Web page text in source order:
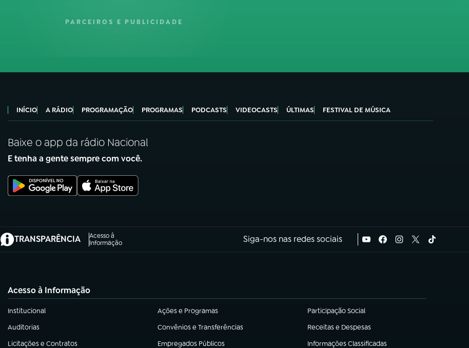
PARCEIROS E PUBLICIDADE
INÍCIO A RÁDIO PROGRAMAÇÃO PROGRAMAS PODCASTS VIDEOCASTS ÚLTIMAS FESTIVAL DE MÚSICA
Baixe o app da rádio Nacional
E tenha a gente sempre com você.
TRANSPARÊNCIA
Acesso à
Informação
(abre em nova aba) Siga-nos nas redes sociais
Acesso à Informação
Institucional
(abre em nova aba) Ações e Programas
(abre em nova aba) Participação Social
(abre em nova aba)
Auditorias
(abre em nova aba) Convênios e Transferências
(abre em nova aba) Receitas e Despesas
(abre em nova aba)
Licitações e Contratos
Empregados Públicos Informações Classificadas